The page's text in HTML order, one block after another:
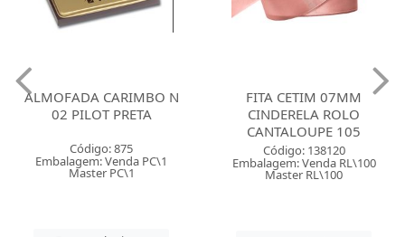
ALMOFADA CARIMBO N
02 PILOT PRETA
Código: 875
Embalagem: Venda PC\1
Master PC\1
FITA CETIM 07MM
CINDERELA ROLO
CANTALOUPE 105
Código: 138120
Embalagem: Venda RL\100
Master RL\100